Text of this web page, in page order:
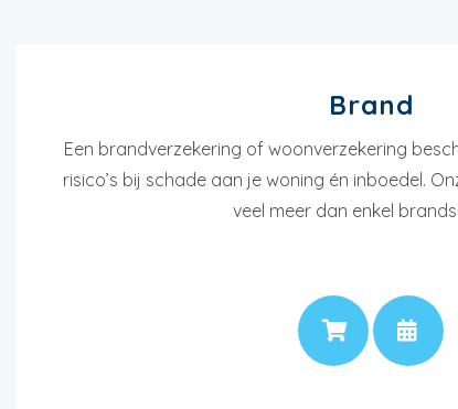
Brand
Een brandverzekering of woonverzekering
risico’s bij schade aan je woning én inboedel.
veel meer dan enkel
PRIJS